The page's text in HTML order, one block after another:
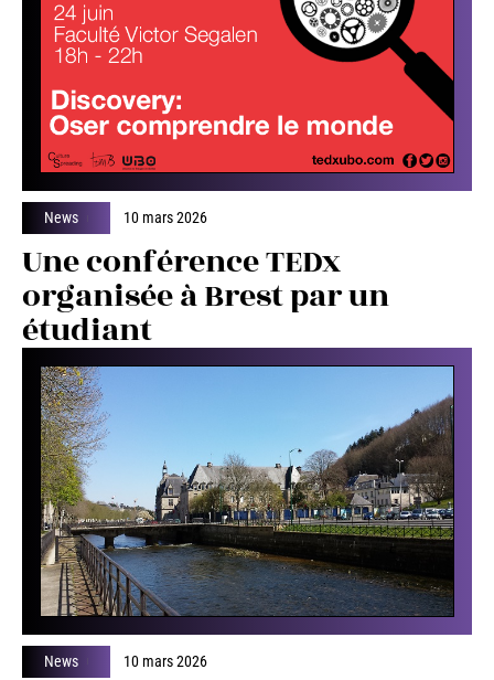
News 10 mars 2026
Une conférence TEDx
organisée à Brest par un
étudiant
News 10 mars 2026